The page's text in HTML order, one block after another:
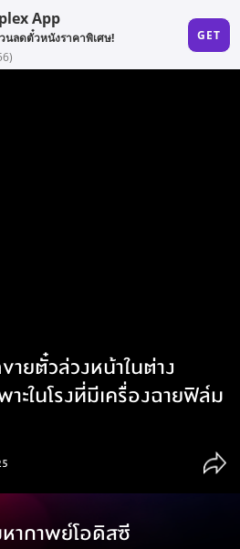
ายตั๋วล่วงหน้าในต่าง
าะในโรงที่มีเครื่องฉายฟิล์ม
ากาพย์โอดิสซี